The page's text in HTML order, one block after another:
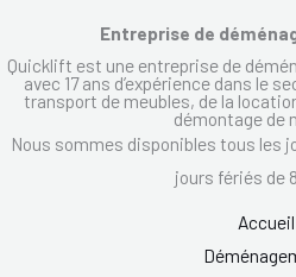
Entreprise de
Quicklift est une entreprise de
avec 17 ans d’expérience dans le
transport de meubles, de la
démontage de
Nous sommes disponibles tous les
jours fériés de
Accueil